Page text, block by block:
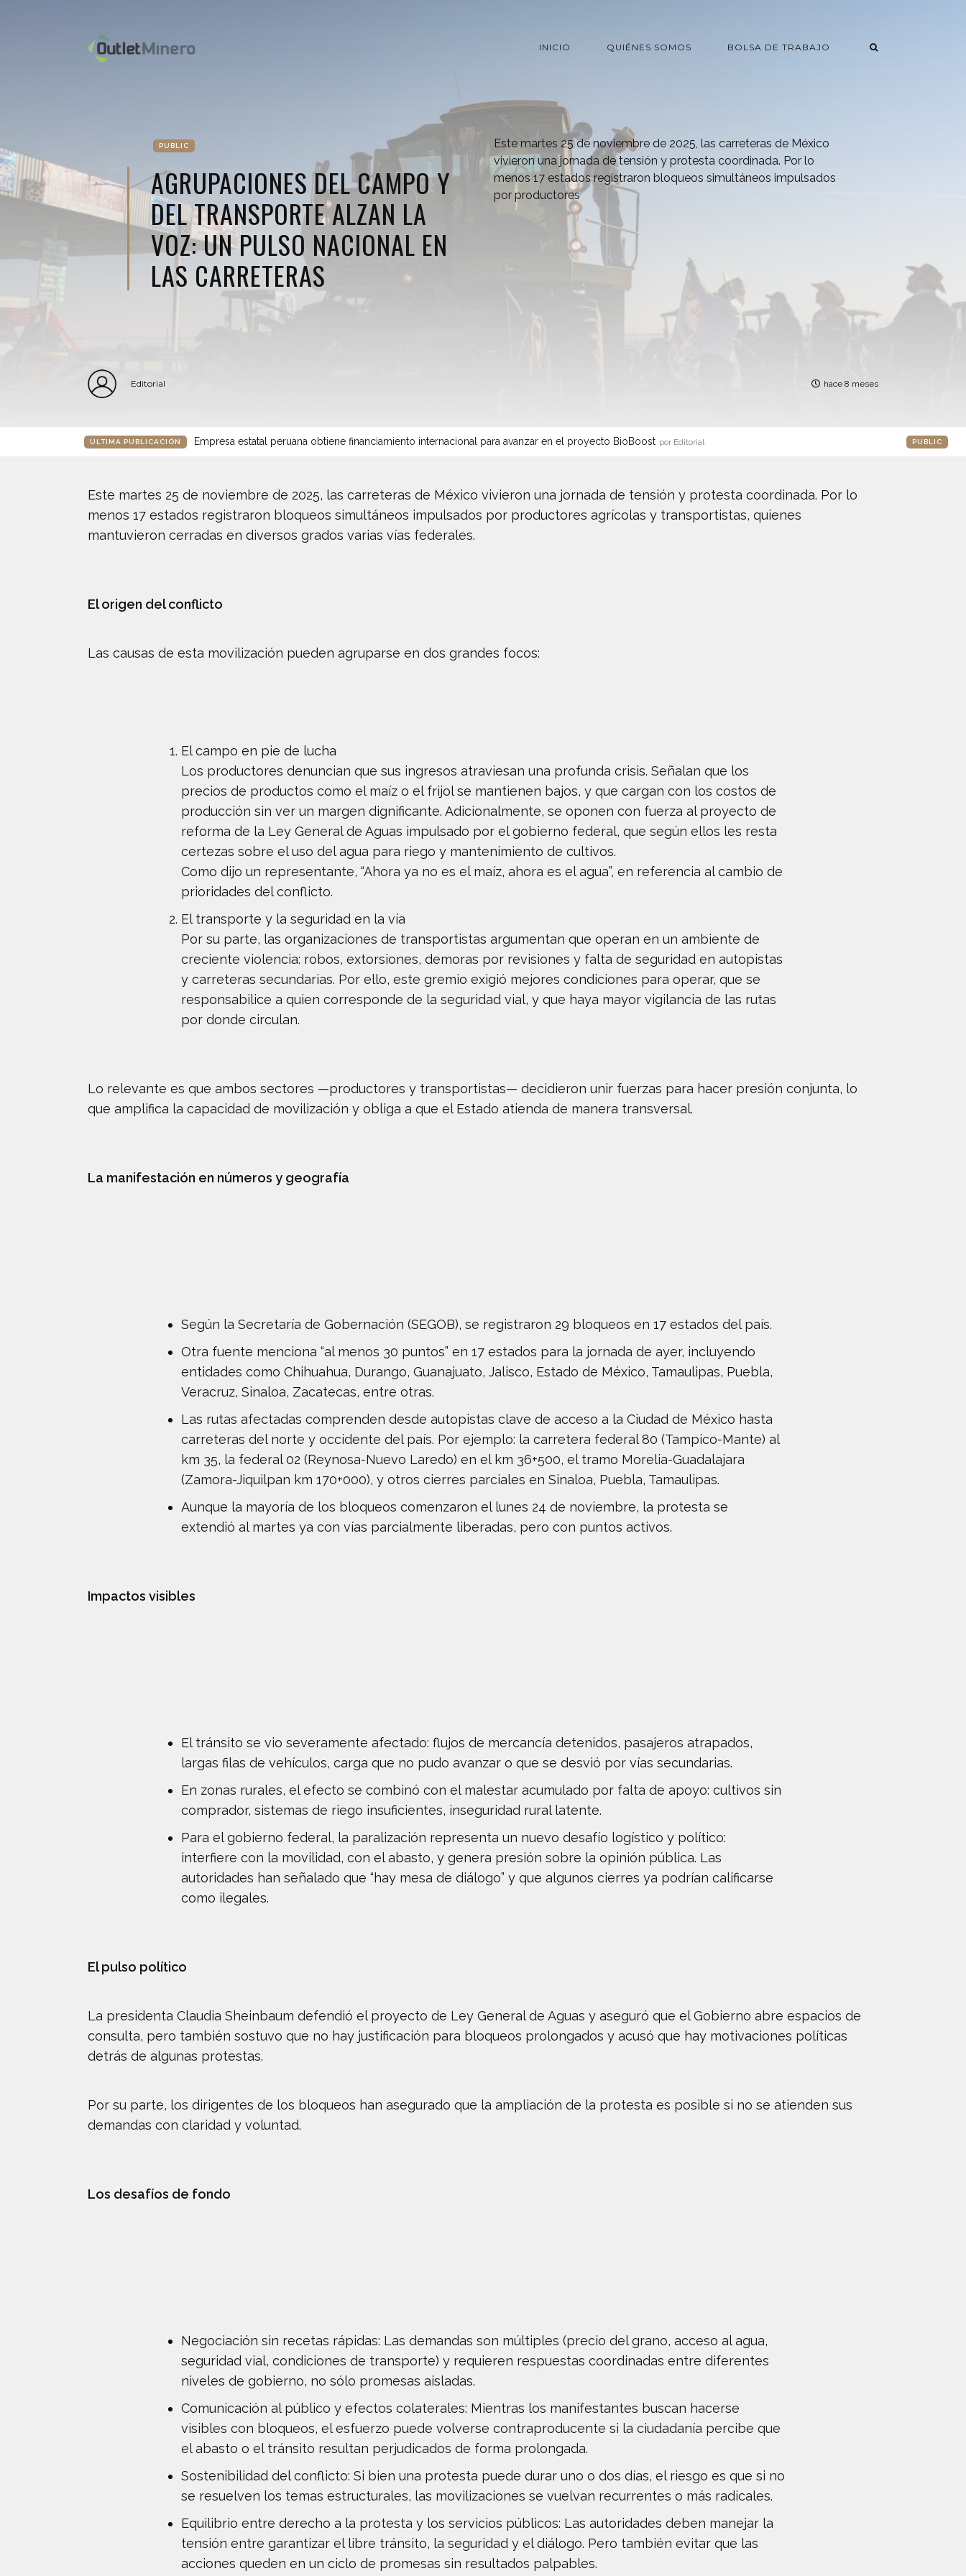
INICIO QUIÉNES SOMOS BOLSA DE TRABAJO
PUBLIC
AGRUPACIONES DEL CAMPO Y
DEL TRANSPORTE ALZAN LA
VOZ: UN PULSO NACIONAL EN
LAS CARRETERAS
Este martes 25 de noviembre de 2025, las carreteras de México
vivieron una jornada de tensión y protesta coordinada. Por lo
menos 17 estados registraron bloqueos simultáneos impulsados
por productores
Editorial hace 8 meses
ÚLTIMA PUBLICACIÓN Empresa estatal peruana obtiene financiamiento internacional para avanzar en el proyecto BioBoost por Editorial PUBLIC
Este martes 25 de noviembre de 2025, las carreteras de México vivieron una jornada de tensión y protesta coordinada. Por lo
menos 17 estados registraron bloqueos simultáneos impulsados por productores agrícolas y transportistas, quienes
mantuvieron cerradas en diversos grados varias vías federales.
El origen del conflicto
Las causas de esta movilización pueden agruparse en dos grandes focos:
El campo en pie de lucha
Los productores denuncian que sus ingresos atraviesan una profunda crisis. Señalan que los
precios de productos como el maíz o el frijol se mantienen bajos, y que cargan con los costos de
producción sin ver un margen dignificante. Adicionalmente, se oponen con fuerza al proyecto de
reforma de la Ley General de Aguas impulsado por el gobierno federal, que según ellos les resta
certezas sobre el uso del agua para riego y mantenimiento de cultivos.
Como dijo un representante, “Ahora ya no es el maíz, ahora es el agua”, en referencia al cambio de
prioridades del conflicto.
El transporte y la seguridad en la vía
Por su parte, las organizaciones de transportistas argumentan que operan en un ambiente de
creciente violencia: robos, extorsiones, demoras por revisiones y falta de seguridad en autopistas
y carreteras secundarias. Por ello, este gremio exigió mejores condiciones para operar, que se
responsabilice a quien corresponde de la seguridad vial, y que haya mayor vigilancia de las rutas
por donde circulan.
Lo relevante es que ambos sectores —productores y transportistas— decidieron unir fuerzas para hacer presión conjunta, lo
que amplifica la capacidad de movilización y obliga a que el Estado atienda de manera transversal.
La manifestación en números y geografía
Según la Secretaría de Gobernación (SEGOB), se registraron 29 bloqueos en 17 estados del país.
Otra fuente menciona “al menos 30 puntos” en 17 estados para la jornada de ayer, incluyendo
entidades como Chihuahua, Durango, Guanajuato, Jalisco, Estado de México, Tamaulipas, Puebla,
Veracruz, Sinaloa, Zacatecas, entre otras.
Las rutas afectadas comprenden desde autopistas clave de acceso a la Ciudad de México hasta
carreteras del norte y occidente del país. Por ejemplo: la carretera federal 80 (Tampico-Mante) al
km 35, la federal 02 (Reynosa-Nuevo Laredo) en el km 36+500, el tramo Morelia-Guadalajara
(Zamora-Jiquilpan km 170+000), y otros cierres parciales en Sinaloa, Puebla, Tamaulipas.
Aunque la mayoría de los bloqueos comenzaron el lunes 24 de noviembre, la protesta se
extendió al martes ya con vías parcialmente liberadas, pero con puntos activos.
Impactos visibles
El tránsito se vio severamente afectado: flujos de mercancía detenidos, pasajeros atrapados,
largas filas de vehículos, carga que no pudo avanzar o que se desvió por vías secundarias.
En zonas rurales, el efecto se combinó con el malestar acumulado por falta de apoyo: cultivos sin
comprador, sistemas de riego insuficientes, inseguridad rural latente.
Para el gobierno federal, la paralización representa un nuevo desafío logístico y político:
interfiere con la movilidad, con el abasto, y genera presión sobre la opinión pública. Las
autoridades han señalado que “hay mesa de diálogo” y que algunos cierres ya podrían calificarse
como ilegales.
El pulso político
La presidenta Claudia Sheinbaum defendió el proyecto de Ley General de Aguas y aseguró que el Gobierno abre espacios de
consulta, pero también sostuvo que no hay justificación para bloqueos prolongados y acusó que hay motivaciones políticas
detrás de algunas protestas.
Por su parte, los dirigentes de los bloqueos han asegurado que la ampliación de la protesta es posible si no se atienden sus
demandas con claridad y voluntad.
Los desafíos de fondo
Negociación sin recetas rápidas: Las demandas son múltiples (precio del grano, acceso al agua,
seguridad vial, condiciones de transporte) y requieren respuestas coordinadas entre diferentes
niveles de gobierno, no sólo promesas aisladas.
Comunicación al público y efectos colaterales: Mientras los manifestantes buscan hacerse
visibles con bloqueos, el esfuerzo puede volverse contraproducente si la ciudadanía percibe que
el abasto o el tránsito resultan perjudicados de forma prolongada.
Sostenibilidad del conflicto: Si bien una protesta puede durar uno o dos días, el riesgo es que si no
se resuelven los temas estructurales, las movilizaciones se vuelvan recurrentes o más radicales.
Equilibrio entre derecho a la protesta y los servicios públicos: Las autoridades deben manejar la
tensión entre garantizar el libre tránsito, la seguridad y el diálogo. Pero también evitar que las
acciones queden en un ciclo de promesas sin resultados palpables.